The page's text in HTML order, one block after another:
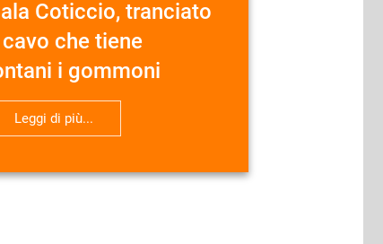
Coticcio, tranciato
che tiene
i gommoni
Leggi di più...